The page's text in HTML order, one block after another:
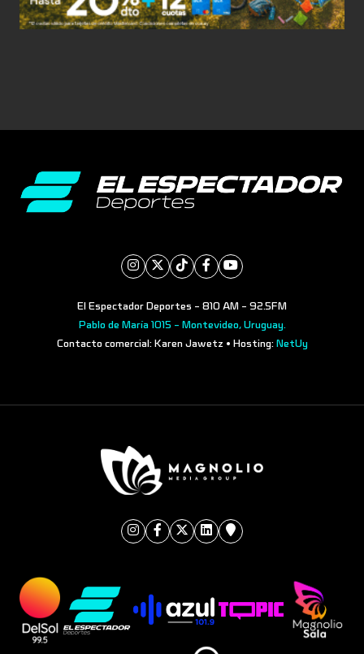
El Espectador Deportes - 810 AM - 92.5FM
Pablo de María 1015 - Montevideo, Uruguay.
Contacto comercial: Karen Jawetz • Hosting: NetUy